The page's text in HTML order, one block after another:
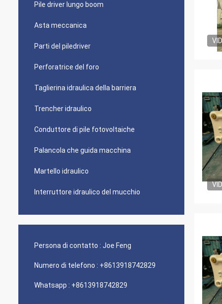
Pile driver lungo boom
Asta meccanica
Parti del piledriver
Perforatrice del foro
Taglierina idraulica della barriera
Trencher idraulico
Conduttore di pile fotovoltaiche
Palancola che guida macchina
Martello idraulico
Interruttore idraulico del mucchio
Persona di contatto : Joe Feng
Numero di telefono : +8613918742829
Whatsapp : +8613918742829